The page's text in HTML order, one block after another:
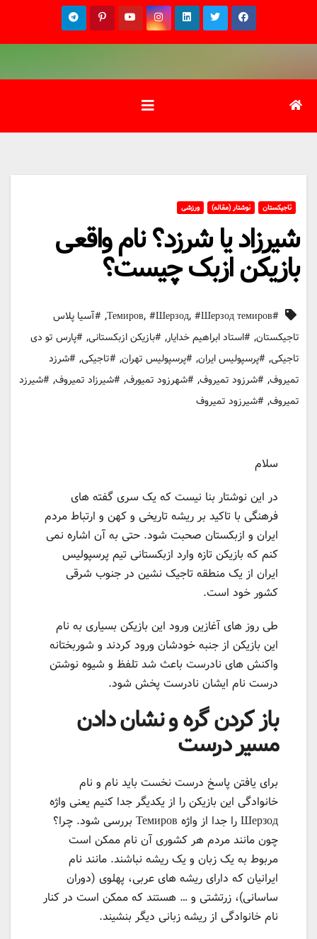
تاجیکستان نوشتار (مقاله) ورزشی
شیرزاد یا شرزد؟ نام واقعی
بازیکن ازبک چیست؟
#Темиров
, #Шерзод, #Шерзод темиров
, #آسیا پلاس
تاجیکستان, #استاد ابراهیم خدایار, #بازیکن ازبکستانی, #پارس تو دی
تاجیکی, #پرسپولیس ایران, #پرسپولیس تهران, #تاجیکی, #شرزد
تمیروف, #شرزود تمیروف, #شهرزود تمیورف, #شیرزاد تمیروف, #شیرزد
تمیروف, #شیرزود تمیروف
سلام
در این نوشتار بنا نیست که یک سری گفته های
فرهنگی با تاکید بر ریشه تاریخی و کهن و ارتباط مردم
ایران و ازبکستان صحبت شود. حتی به آن اشاره نمی
کنم که بازیکن تازه وارد ازبکستانی تیم پرسپولیس
ایران از یک منطقه تاجیک نشین در جنوب شرقی
کشور خود است.
طی روز های آغازین ورود این بازیکن بسیاری به نام
این بازیکن از جنبه خودشان ورود کردند و شوربختانه
واکنش های نادرست باعث شد تلفظ و شیوه نوشتن
درست نام ایشان نادرست پخش شود.
باز کردن گره و نشان دادن
مسیر درست
برای یافتن پاسخ درست نخست باید نام و نام
خانوادگی این بازیکن را از یکدیگر جدا کنیم یعنی واژه
Шерзод را جدا از واژه Темиров بررسی شود. چرا؟
چون مانند مردم هر کشوری آن نام ممکن است
مربوط به یک زبان و یک ریشه نباشند. مانند نام
ایرانیان که دارای ریشه های عربی، پهلوی (دوران
ساسانی)، زرتشتی و … هستند که ممکن است در کنار
نام خانوادگی از ریشه زبانی دیگر بنشیند.